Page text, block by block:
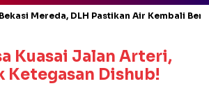
Mereda, DLH Pastikan Air Kembali
Kuasai Jalan Arteri,
Ketegasan Dishub!